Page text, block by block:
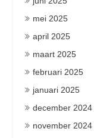
mei 2025
april 2025
maart 2025
februari 2025
januari 2025
december 2024
november 2024